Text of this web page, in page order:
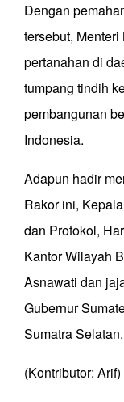
Dengan
tersebut,
pertanahan di
tumpang tindih
pembangunan
Indonesia.
Adapun hadir
Rakor ini,
dan Protokol,
Kantor Wilayah
Asnawati dan
Gubernur
Sumatra Selatan.
(Kontributor: Arif)